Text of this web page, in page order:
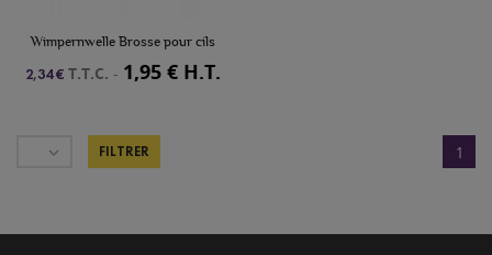
Wimpernwelle Brosse pour cils
2,34 € T.T.C. - 1,95 € H.T.
 FILTRER 1